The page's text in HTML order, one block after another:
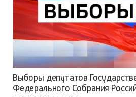
Выборы депутатов
Федерального Собрания